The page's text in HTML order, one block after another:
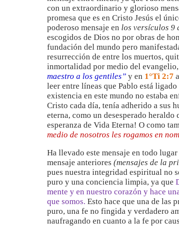
con un extraordinario y glorioso
promesa que es en Cristo Jesús el
poderoso mensaje en los versículos 9
escogidos de Dios no por obras de
fundación del mundo pero
resurrección de entre los muertos,
inmortalidad por medio del
maestro a los gentiles” y en 1°Ti 2:7
leer entre líneas que Pablo está
existencia en este mundo no estaba
Cristo cada día, tenía adherido a sus
eterna, como un desesperado
esperanza de Vida Eterna! O como
medio de nosotros les rogamos en
Ha llevado este mensaje en todo lugar
mensaje anteriores (mensajes de la
pues nuestra integridad espiritual no
puro y una conciencia limpia, ya que
mente y en nuestro corazón y hace
que somos. Esto hace que una de las
puro, una fe no fingida y verdadero
naufragando en cuanto a la fe por